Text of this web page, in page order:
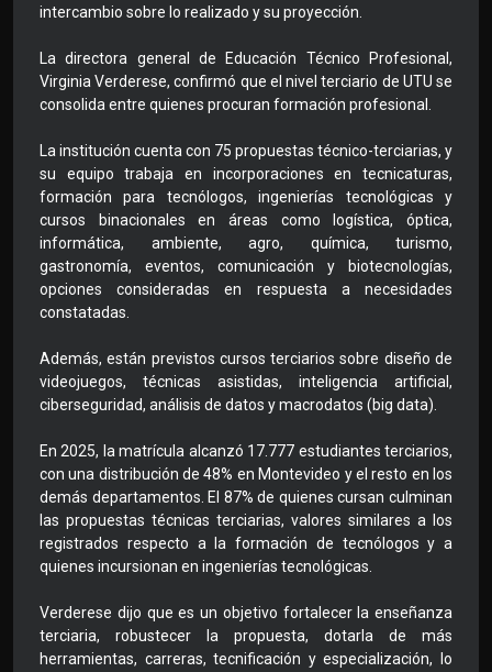
intercambio sobre lo realizado y su proyección.
La directora general de Educación Técnico Profesional,
Virginia Verderese, confirmó que el nivel terciario de UTU se
consolida entre quienes procuran formación profesional.
La institución cuenta con 75 propuestas técnico-terciarias, y
su equipo trabaja en incorporaciones en tecnicaturas,
formación para tecnólogos, ingenierías tecnológicas y
cursos binacionales en áreas como logística, óptica,
informática, ambiente, agro, química, turismo,
gastronomía, eventos, comunicación y biotecnologías,
opciones consideradas en respuesta a necesidades
constatadas.
Además, están previstos cursos terciarios sobre diseño de
videojuegos, técnicas asistidas, inteligencia artificial,
ciberseguridad, análisis de datos y macrodatos (big data).
En 2025, la matrícula alcanzó 17.777 estudiantes terciarios,
con una distribución de 48% en Montevideo y el resto en los
demás departamentos. El 87% de quienes cursan culminan
las propuestas técnicas terciarias, valores similares a los
registrados respecto a la formación de tecnólogos y a
quienes incursionan en ingenierías tecnológicas.
Verderese dijo que es un objetivo fortalecer la enseñanza
terciaria, robustecer la propuesta, dotarla de más
herramientas, carreras, tecnificación y especialización, lo